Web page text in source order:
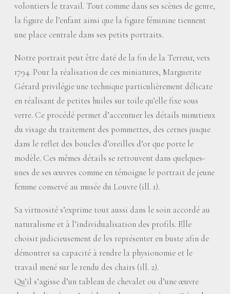
volontiers le travail. Tout comme dans ses scènes de genre,
la figure de l’enfant ainsi que la figure féminine tiennent
une place centrale dans ses petits portraits.
Notre portrait peut être daté de la fin de la Terreur, vers
1794. Pour la réalisation de ces miniatures, Marguerite
Gérard privilégie une technique particulièrement délicate
en réalisant de petites huiles sur toile qu’elle fixe sous
verre. Ce procédé permet d’accentuer les détails minutieux
du visage du traitement des pommettes, des cernes jusque
dans le reflet des boucles d’oreilles d’or que porte le
modèle. Ces mêmes détails se retrouvent dans quelques-
unes de ses œuvres comme en témoigne le portrait de jeune
femme conservé au musée du Louvre (ill. 1).
Sa virtuosité s’exprime tout aussi dans le soin accordé au
naturalisme et à l’individualisation des profils. Elle
choisit judicieusement de les représenter en buste afin de
démontrer sa capacité à rendre la physionomie et le
travail mené sur le rendu des chairs (ill. 2).
Qu’il s’agisse d’un tableau de chevalet ou d’une œuvre